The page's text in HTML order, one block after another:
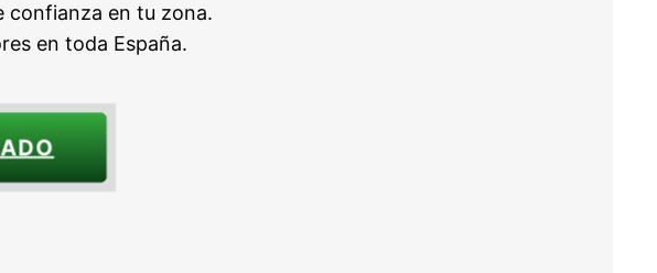
confianza en tu zona.
en toda España.